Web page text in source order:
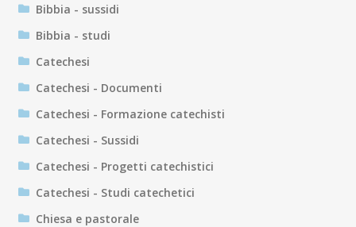
Bibbia - sussidi
Bibbia - studi
Catechesi
Catechesi - Documenti
Catechesi - Formazione catechisti
Catechesi - Sussidi
Catechesi - Progetti catechistici
Catechesi - Studi catechetici
Chiesa e pastorale